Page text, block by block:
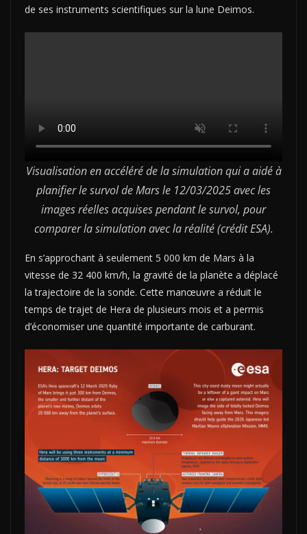
de ses instruments scientifiques sur la lune Deimos.
Visualisation en accéléré de la simulation qui a aidé à
planifier le survol de Mars le 12/03/2025 avec les
images réelles acquises pendant le survol, pour
comparer la simulation avec la réalité (crédit ESA).
En s’approchant à seulement 5 000 km de Mars à la
vitesse de 32 400 km/h, la gravité de la planète a déplacé
la trajectoire de la sonde. Cette manœuvre a réduit le
temps de trajet de Hera de plusieurs mois et a permis
d’économiser une quantité importante de carburant.